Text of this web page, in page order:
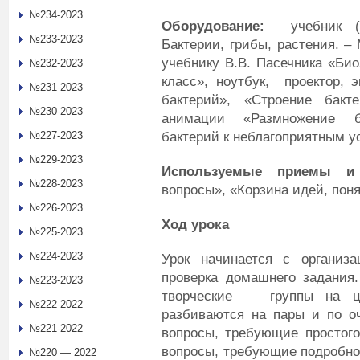
Оборудование:
учебник
Бактерии, грибы, растения.
учебнику В.В. Пасечника
класс», ноутбук, проектор,
бактерий», «Строение
анимации «Размножение
бактерий к неблагоприятным
Используемые приемы
вопросы», «Корзина идей,
Ход урока
Урок начинается с
проверка домашнего
творческие группы на
разбиваются на пары и по
вопросы, требующие
вопросы, требующие
№234-2023
№233-2023
№232-2023
№231-2023
№230-2023
№227-2023
№229-2023
№228-2023
№226-2023
№225-2023
№224-2023
№223-2023
№222-2022
№221-2022
№220 — 2022